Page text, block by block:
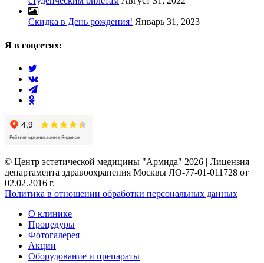
Скидка в День рождения! Январь 31, 2023
Я в соцсетях:
© Центр эстетической медицины "Армида" 2026 | Лицензия
департамента здравоохранения Москвы ЛО-77-01-011728 от
02.02.2016 г.
Политика в отношении обработки персональных данных
О клинике
Процедуры
Фотогалерея
Акции
Оборудование и препараты